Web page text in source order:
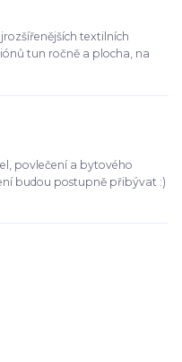
textilních
tun ročně a plocha, na
povlečení a bytového
budou postupně přibývat :)